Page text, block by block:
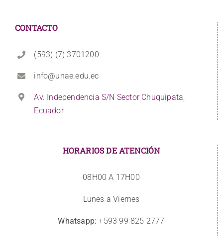
CONTACTO
(593) (7) 3701200
info@unae.edu.ec
Av. Independencia S/N Sector Chuquipata,
Ecuador
HORARIOS DE ATENCIÓN
08H00 A 17H00
Lunes a Viernes
Whatsapp: +593 99 825 2777